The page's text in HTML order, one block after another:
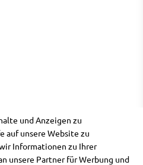
und Anzeigen zu
auf unsere Website zu
Informationen zu Ihrer
unsere Partner für Werbung und